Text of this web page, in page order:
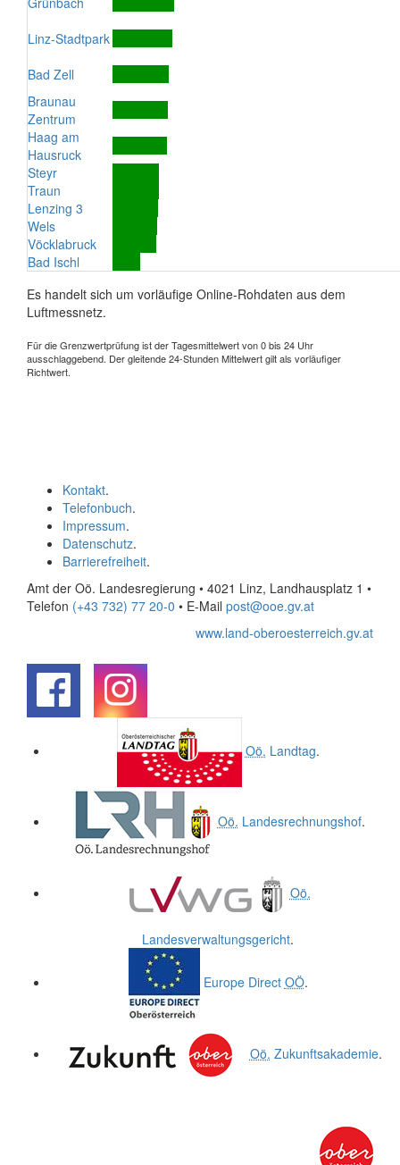
Linz-Stadtpark
Bad Zell
Braunau
Zentrum
Haag am
Hausruck
Steyr
Traun
Lenzing 3
Wels
Vöcklabruck
Bad Ischl
Es handelt sich um vorläufige Online-Rohdaten aus dem
Luftmessnetz.
Für die Grenzwertprüfung ist der Tagesmittelwert von 0 bis 24 Uhr
ausschlaggebend. Der gleitende 24-Stunden Mittelwert gilt als vorläufiger
Richtwert.
Kontakt.
Telefonbuch.
Impressum.
Datenschutz.
Barrierefreiheit.
Amt der Oö. Landesregierung • 4021 Linz, Landhausplatz 1 •
Telefon (+43 732) 77 20-0 • E-Mail post@ooe.gv.at
www.land-oberoesterreich.gv.at
Oö. Landtag.
Oö. Landesrechnungshof.
Oö.
Landesverwaltungsgericht.
Europe Direct OÖ.
Oö. Zukunftsakademie.